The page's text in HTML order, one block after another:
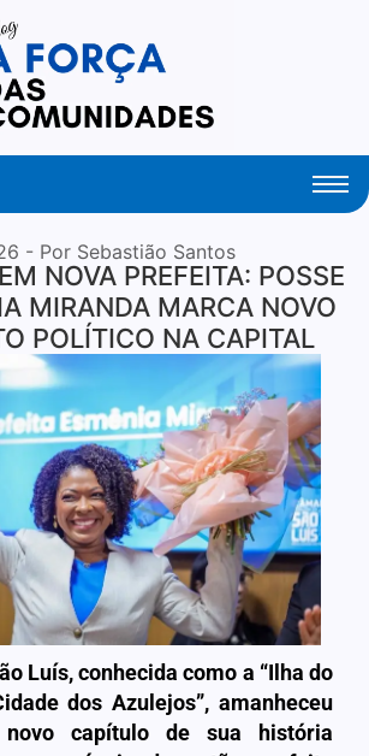
Your Daily Source of Fresh Articles
- Por Sebastião Santos
NOVA PREFEITA: POSSE
MIRANDA MARCA NOVO
POLÍTICO NA CAPITAL
Luís, conhecida como a “Ilha do
dos Azulejos”, amanheceu
capítulo de sua história